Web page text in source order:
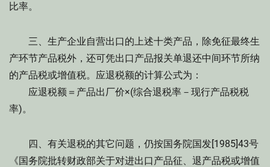
比率。
三、生产企业自营出口的上述十类产品，除免征最终生
产环节产品税外，还可凭出口产品报关单退还中间环节所纳
的产品税或增值税。应退税额的计算公式为：
应退税额＝产品出厂价×(综合退税率－现行产品税税
率)。
四、有关退税的其它问题，仍按国务院国发[1985]43号
《国务院批转财政部关于对进出口产品征、退产品税或增值